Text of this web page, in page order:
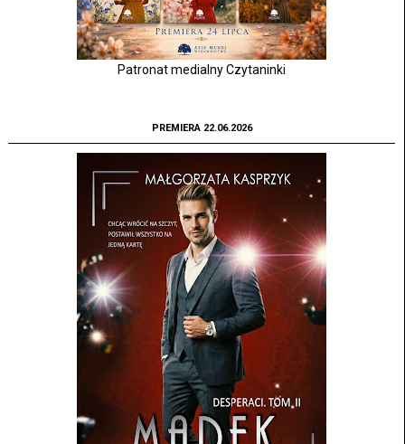
Patronat medialny Czytaninki
PREMIERA 22.06.2026